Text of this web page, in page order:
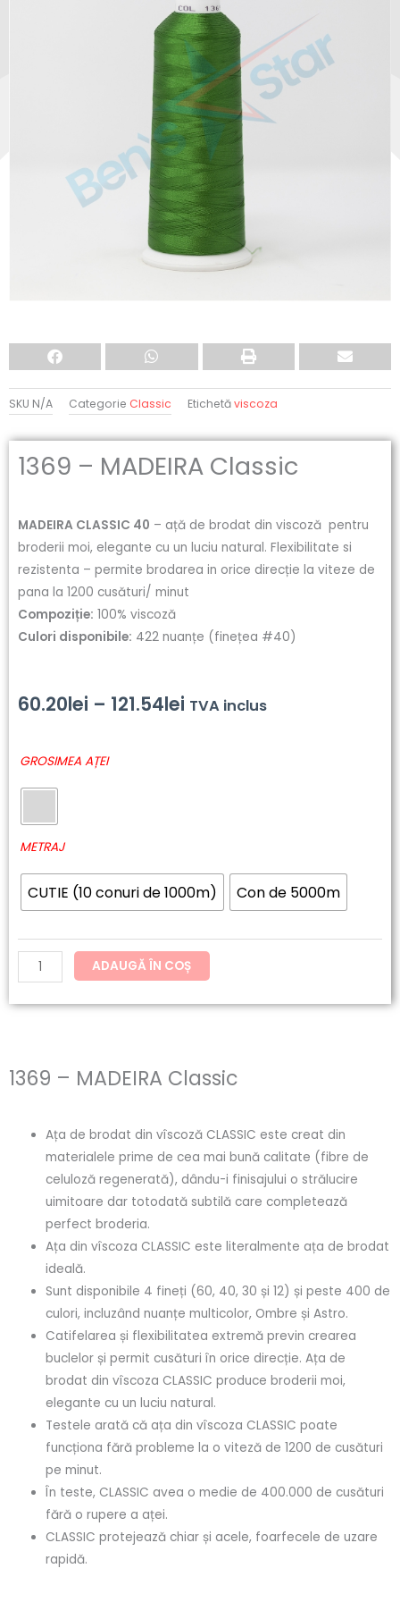
SKU N/A Categorie Classic Etichetăviscoza
1369 – MADEIRA Classic
MADEIRA CLASSIC 40 – ață de brodat din viscoză pentru
broderii moi, elegante cu un luciu natural. Flexibilitate si
rezistenta – permite brodarea in orice direcție la viteze de
pana la 1200 cusături/ minut
Compoziție: 100% viscoză
Culori disponibile: 422 nuanțe (finețea #40)
60.20lei – 121.54lei Interval
la
121.54lei
TVA inclus
GROSIMEA AȚEI
METRAJ
CUTIE (10 conuri de 1000m) Con de 5000m
Cantitate
MADEIRA
Classic
ADAUGĂ ÎN COȘ
1369 – MADEIRA Classic
Ața de brodat din vîscoză CLASSIC este creat din
materialele prime de cea mai bună calitate (fibre de
celuloză regenerată), dându-i finisajului o strălucire
uimitoare dar totodată subtilă care completează
perfect broderia.
Ața din vîscoza CLASSIC este literalmente ața de brodat
ideală.
Sunt disponibile 4 fineți (60, 40, 30 și 12) și peste 400 de
culori, incluzând nuanțe multicolor, Ombre și Astro.
Catifelarea și flexibilitatea extremă previn crearea
buclelor și permit cusături în orice direcție. Ața de
brodat din vîscoza CLASSIC produce broderii moi,
elegante cu un luciu natural.
Testele arată că ața din vîscoza CLASSIC poate
funcționa fără probleme la o viteză de 1200 de cusături
pe minut.
În teste, CLASSIC avea o medie de 400.000 de cusături
fără o rupere a aței.
CLASSIC protejează chiar și acele, foarfecele de uzare
rapidă.